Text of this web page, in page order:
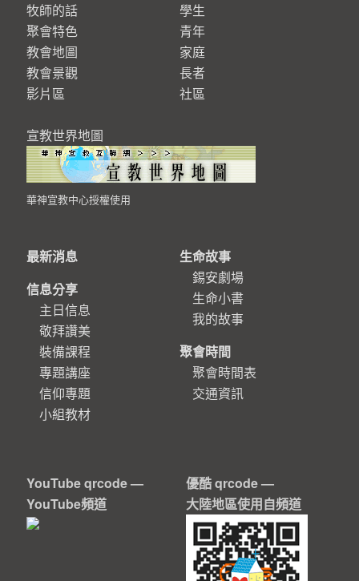
牧師的話
聚會特色
教會地圖
教會景觀
影片區
宣教世界地圖
華神宣教中心授權使用
學生
青年
家庭
長者
社區
最新消息
信息分享
主日信息
敬拜讚美
裝備課程
專題講座
信仰專題
小組教材
生命故事
錫安劇場
生命小書
我的故事
聚會時間
聚會時間表
交通資訊
YouTube qrcode —
YouTube頻道
優酷 qrcode —
大陸地區使用自頻道